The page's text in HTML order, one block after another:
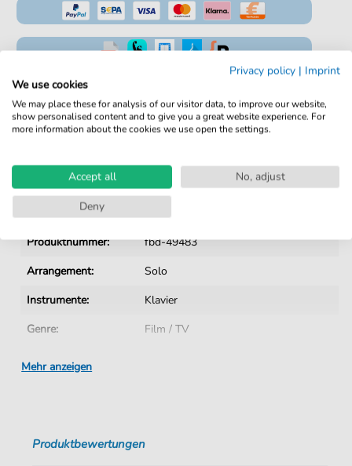
100% Legal & Lizenziert
Von Musikern geprüft
Sofortiger Download nach Kauf
Produktnummer:
fbd-49483
Arrangement:
Solo
Instrumente:
Klavier
Genre:
Film / TV
Schwierigkeitsgrad:
Autoren:
John Kander
Mehr anzeigen
Produktbewertungen
Privacy policy | Imprint
We use cookies
We may place these for analysis of our visitor data, to improve our website,
show personalised content and to give you a great website experience. For
more information about the cookies we use open the settings.
Accept all
No, adjust
Deny